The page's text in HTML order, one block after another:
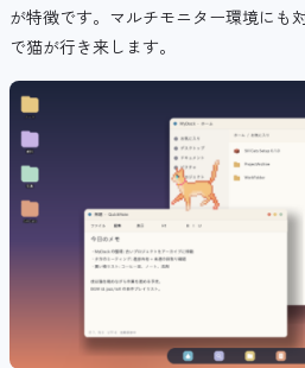
が特徴です。マルチモニター環境にも
で猫が行き来します。